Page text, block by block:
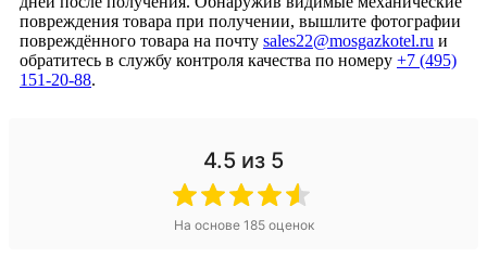
повреждения товара при получении, вышлите фотографии
повреждённого товара на почту sales22@mosgazkotel.ru и
обратитесь в службу контроля качества по номеру +7 (495)
151-20-88.